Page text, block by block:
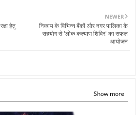
NEWER
निकाय के विभिन्न बैंकों और नगर पालिका के
सहयोग से 'लोक कल्याण शिविर' का सफल
आयोजन
हेतु
Show more